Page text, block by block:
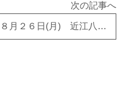
次の記事へ
８月２６日(月) 近江八幡市Ｍ様邸で浴室・洗面・トイレ工事が進んでます！！